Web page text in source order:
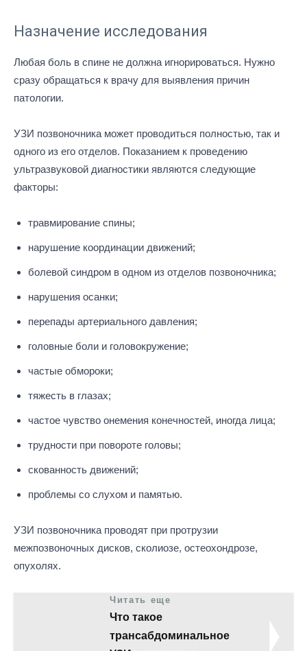
Назначение исследования
Любая боль в спине не должна игнорироваться. Нужно
сразу обращаться к врачу для выявления причин
патологии.
УЗИ позвоночника может проводиться полностью, так и
одного из его отделов. Показанием к проведению
ультразвуковой диагностики являются следующие
факторы:
травмирование спины;
нарушение координации движений;
болевой синдром в одном из отделов позвоночника;
нарушения осанки;
перепады артериального давления;
головные боли и головокружение;
частые обмороки;
тяжесть в глазах;
частое чувство онемения конечностей, иногда лица;
трудности при повороте головы;
скованность движений;
проблемы со слухом и памятью.
УЗИ позвоночника проводят при протрузии
межпозвоночных дисков, сколиозе, остеохондрозе,
опухолях.
Читать еще
Что такое
трансабдоминальное